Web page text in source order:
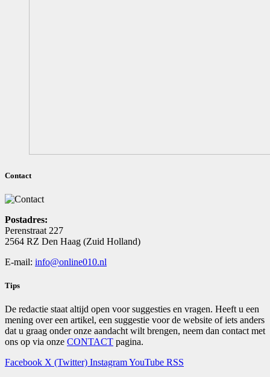
Contact
Postadres:
Perenstraat 227
2564 RZ Den Haag (Zuid Holland)
E-mail: info@online010.nl
Tips
De redactie staat altijd open voor suggesties en vragen. Heeft u een
mening over een artikel, een suggestie voor de website of iets anders
dat u graag onder onze aandacht wilt brengen, neem dan contact met
ons op via onze CONTACT pagina.
Facebook X (Twitter) InstagramYouTube RSS